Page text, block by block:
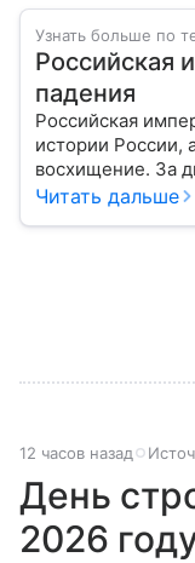
Узнать больше по
Российская
падения
Российская
истории России,
восхищение. За
площадь
большой
колоний, а
геноциде
территории
завоеваний.
Российской
Армения, а ранее
Читать дальше
12 часов назад
День
2026